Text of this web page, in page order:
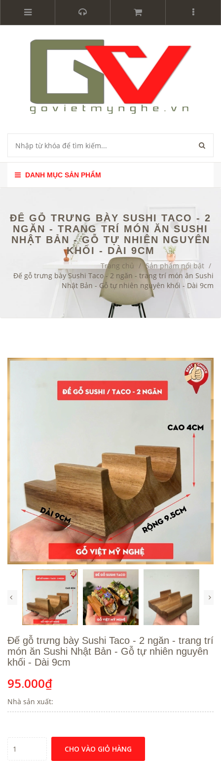
DANH MỤC SẢN PHẨM
ĐẾ GỖ TRƯNG BÀY SUSHI TACO - 2
NGĂN - TRANG TRÍ MÓN ĂN SUSHI
NHẬT BẢN - GỖ TỰ NHIÊN NGUYÊN
KHỐI - DÀI 9CM
Trang chủ / Sản phẩm nổi bật /
Đế gỗ trưng bày Sushi Taco - 2 ngăn - trang trí món ăn Sushi
Nhật Bản - Gỗ tự nhiên nguyên khối - Dài 9cm
Đế gỗ trưng bày Sushi Taco - 2 ngăn - trang trí
món ăn Sushi Nhật Bản - Gỗ tự nhiên nguyên
khối - Dài 9cm
95.000₫
Nhà sản xuất:
CHO VÀO GIỎ HÀNG